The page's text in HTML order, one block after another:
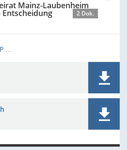
Mainz-Laubenheim
2 Dok.
...